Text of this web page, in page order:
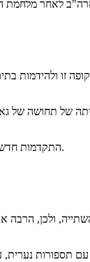
התקדמות חדשה במדע הייתה חקר הפסיכולוגיה. נראה תכוף במשך הכתיבה של העידן.